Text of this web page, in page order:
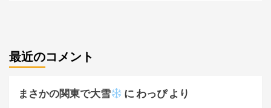
最近のコメント
まさかの関東で大雪 に わっぴより